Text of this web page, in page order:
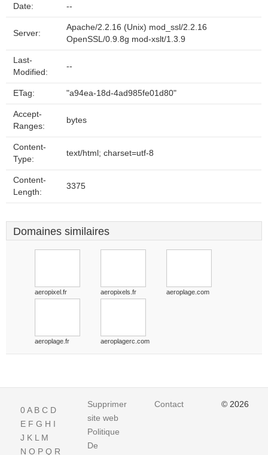
Date: --
Server:
Apache/2.2.16 (Unix) mod_ssl/2.2.16
OpenSSL/0.9.8g mod-xslt/1.3.9
Last-
Modified:
--
ETag: "a94ea-18d-4ad985fe01d80"
Accept-
Ranges:
bytes
Content-
Type:
text/html; charset=utf-8
Content-
Length:
3375
Domaines similaires
aeropixel.fr aeropixels.fr aeroplage.com
aeroplage.fr aeroplagerc.com
0A B C D
E F G H I
J K L M
N O P Q R
Supprimer
site web
Politique
De
Contact © 2026